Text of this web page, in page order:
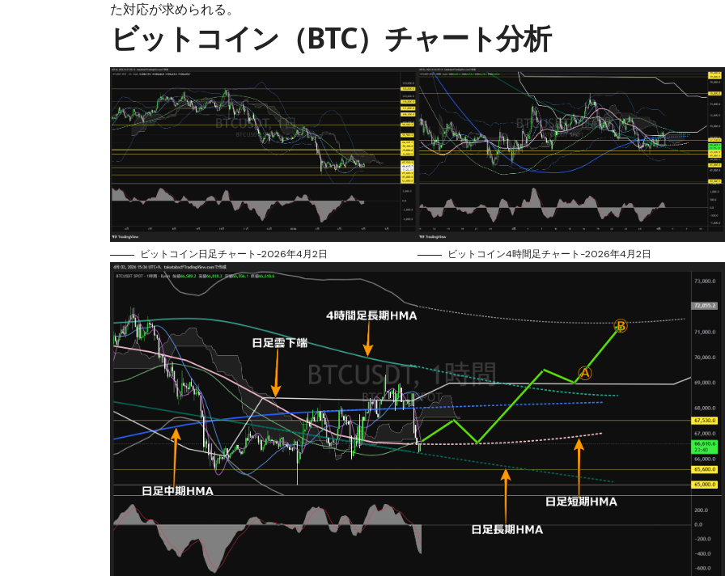
た対応が求められる。
ビットコイン（BTC）チャート分析
ビットコイン日足チャート-2026年4月2日 ビットコイン4時間足チャート-2026年4月2日